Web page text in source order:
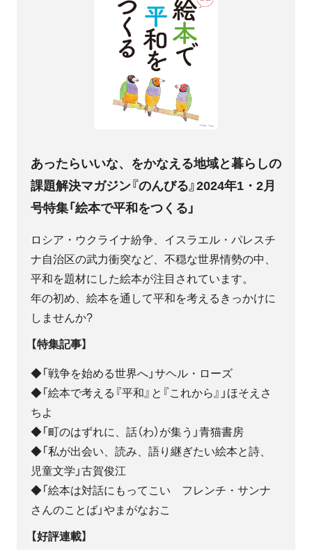
あったらいいな、をかなえる地域と暮らしの
課題解決マガジン『のんびる』2024年1・2月
号特集「絵本で平和をつくる」
ロシア・ウクライナ紛争、イスラエル・パレスチ
ナ自治区の武力衝突など、不穏な世界情勢の中、
平和を題材にした絵本が注目されています。
年の初め、絵本を通して平和を考えるきっかけに
しませんか?
【特集記事】
◆「戦争を始める世界へ」サヘル・ローズ
◆「絵本で考える『平和』と『これから』」ほそえさ
ちよ
◆「町のはずれに、話（わ）が集う」青猫書房
◆「私が出会い、読み、語り継ぎたい絵本と詩、
児童文学」古賀俊江
◆「絵本は対話にもってこい フレンチ・サンナ
さんのことば」やまがなおこ
【好評連載】